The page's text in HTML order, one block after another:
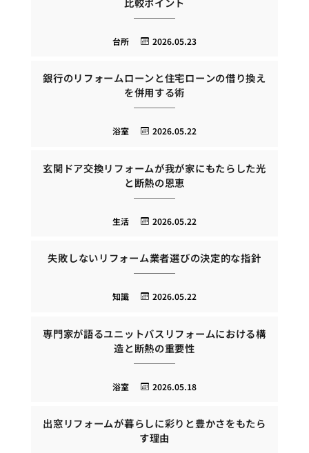
2026.05.23
台所
銀行のリフォームローンと住宅ローンの借り換え
を併用する術
2026.05.22
浴室
玄関ドア交換リフォームが我が家にもたらした光
と断熱の恩恵
2026.05.22
生活
失敗しないリフォーム業者選びの決定的な指針
2026.05.22
知識
専門家が語るユニットバスリフォームにおける構
造と断熱の重要性
2026.05.18
浴室
出窓リフォームが暮らしに彩りと豊かさをもたら
す理由